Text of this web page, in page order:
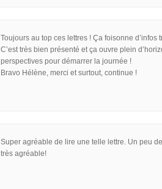
Toujours au top ces lettres ! Ça foisonne d’infos
C’est très bien présenté et ça ouvre plein
perspectives pour démarrer la journée !
Bravo Hélène, merci et surtout, continue !
Super agréable de lire une telle lettre. Un peu
très agréable!